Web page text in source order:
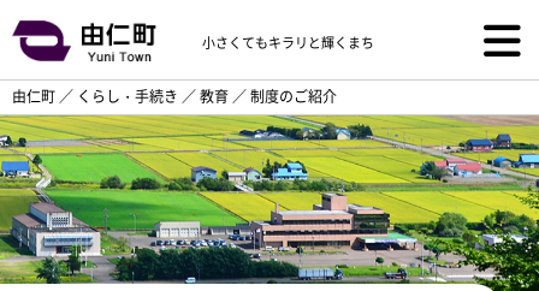
小さくてもキラリと輝くまち
由仁町 ／ くらし・手続き ／ 教育 ／ 制度のご紹介